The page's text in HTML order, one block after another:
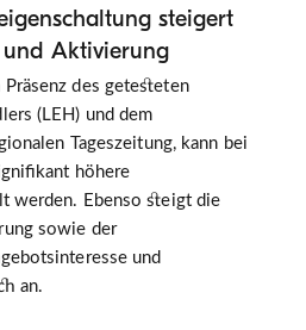
steigert
Aktivierung
des getesteten
(LEH) und dem
Tageszeitung, kann bei
höhere
werden. Ebenso steigt die
sowie der
und
an.